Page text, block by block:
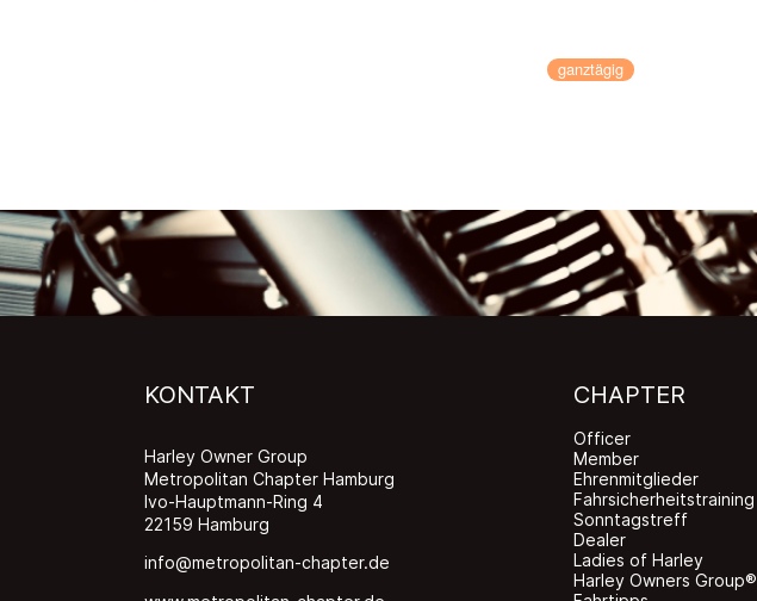
25. Juli 2021 ganztägig
KONTAKT
Harley Owner Group
Metropolitan Chapter Hamburg
Ivo-Hauptmann-Ring 4
22159 Hamburg
info@metropolitan-chapter.de
CHAPTER
Officer
Member
Ehrenmitglieder
Fahrsicherheitstraining
Sonntagstreff
Dealer
Ladies of Harley
Harley Owners Group®